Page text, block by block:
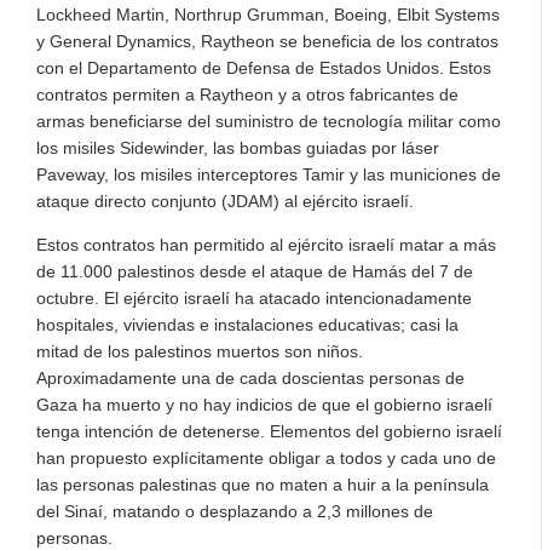
Lockheed Martin, Northrup Grumman, Boeing, Elbit Systems
y General Dynamics, Raytheon se beneficia de los contratos
con el Departamento de Defensa de Estados Unidos. Estos
contratos permiten a Raytheon y a otros fabricantes de
armas beneficiarse del suministro de tecnología militar como
los misiles Sidewinder, las bombas guiadas por láser
Paveway, los misiles interceptores Tamir y las municiones de
ataque directo conjunto (JDAM) al ejército israelí.
Estos contratos han permitido al ejército israelí matar a más
de 11.000 palestinos desde el ataque de Hamás del 7 de
octubre. El ejército israelí ha atacado intencionadamente
hospitales, viviendas e instalaciones educativas; casi la
mitad de los palestinos muertos son niños.
Aproximadamente una de cada doscientas personas de
Gaza ha muerto y no hay indicios de que el gobierno israelí
tenga intención de detenerse. Elementos del gobierno israelí
han propuesto explícitamente obligar a todos y cada uno de
las personas palestinas que no maten a huir a la península
del Sinaí, matando o desplazando a 2,3 millones de
personas.